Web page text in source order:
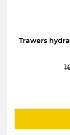
Trawers